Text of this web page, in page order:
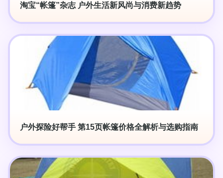
淘宝“帐篷”杂志 户外生活新风尚与消费新趋势
户外探险好帮手 第15页帐篷价格全解析与选购指南